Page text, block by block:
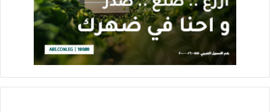
إحتياجاً وتشجيعهم على إطلاق مشروعات إنتاجية بقروض تمويلية
بأقل فائدة
كتبت /شيماء موسى
إنطلاقا من حرص البنك الزراعي المصري على تعزيز أواصر التعاون